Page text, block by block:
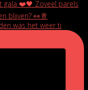
was het weer ti